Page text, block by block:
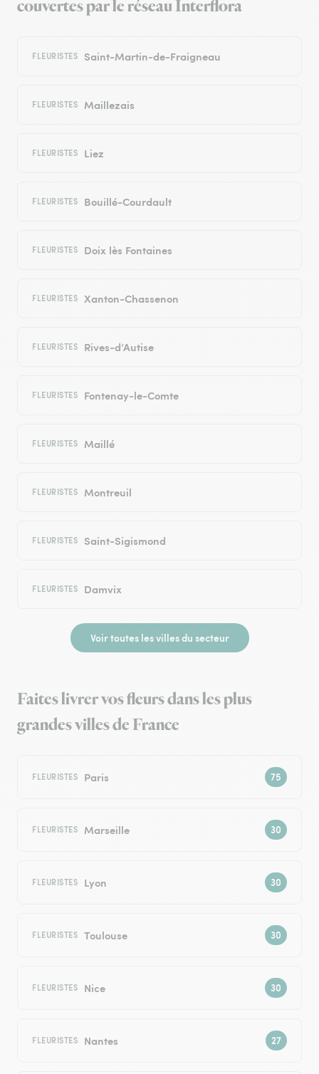
couvertes par le réseau Interflora
FLEURISTES Saint-Martin-de-Fraigneau
FLEURISTES Maillezais
FLEURISTES Liez
FLEURISTES Bouillé-Courdault
FLEURISTES Doix lès Fontaines
FLEURISTES Xanton-Chassenon
FLEURISTES Rives-d’Autise
FLEURISTES Fontenay-le-Comte
FLEURISTES Maillé
FLEURISTES Montreuil
FLEURISTES Saint-Sigismond
FLEURISTES Damvix
Voir toutes les villes du secteur
Faites livrer vos fleurs dans les plus
grandes villes de France
FLEURISTES Paris
FLEURISTES Marseille
FLEURISTES Lyon
FLEURISTES Toulouse
FLEURISTES Nice
FLEURISTES Nantes